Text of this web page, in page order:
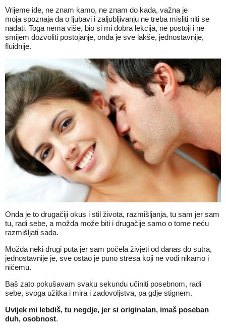
Vrijeme ide, ne znam kamo, ne znam do kada, važna je
moja spoznaja da o ljubavi i zaljubljivanju ne treba misliti niti se
nadati. Toga nema više, bio si mi dobra lekcija, ne postoji i ne
smijem dozvoliti postojanje, onda je sve lakše, jednostavnije,
fluidnije.
Onda je to drugačiji okus i stil života, razmišljanja, tu sam jer sam
tu, radi sebe, a možda može biti i drugačije samo o tome neću
razmišljati sada.
Možda neki drugi puta jer sam počela živjeti od danas do sutra,
jednostavnije je, sve ostao je puno stresa koji ne vodi nikamo i
ničemu.
Baš zato pokušavam svaku sekundu učiniti posebnom, radi
sebe, svoga užitka i mira i zadovoljstva, pa gdje stignem.
Uvijek mi lebdiš, tu negdje, jer si originalan, imaš poseban
duh, osobnost.